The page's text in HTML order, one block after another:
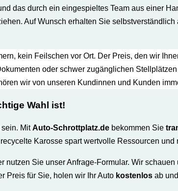
das durch ein eingespieltes Team aus einer
Auf Wunsch erhalten Sie
kein Feilschen vor Ort. Der Preis, den wir
oder schwer zugänglichen
wir von unseren Kundinnen und Kunden
Wahl ist!
MitAuto-Schrottplatz.de bekommen Sie
Karosse spart wertvolle Ressourcen
Sie unser Anfrage-Formular. Wir
Preis für Sie, holen wir Ihr Auto kostenlos ab